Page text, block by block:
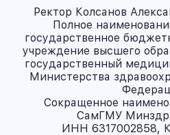
Ректор Колсанов
Полное
государственное
учреждение высшего
государственный
Министерства
Сокращенное
СамГМУ
ИНН 6317002858,